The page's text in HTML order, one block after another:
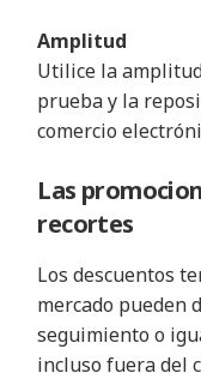
Amplitud
Utilice la
prueba y la
comercio
Las
recortes
Los descuentos
mercado pueden
seguimiento o
incluso fuera del